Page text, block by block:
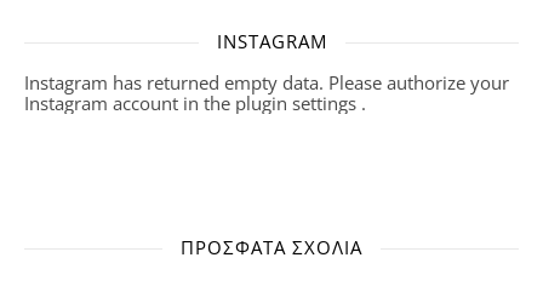
INSTAGRAM
Instagram has returned empty data. Please authorize your
Instagram account in the plugin settings .
ΠΡΌΣΦΑΤΑ ΣΧΌΛΙΑ